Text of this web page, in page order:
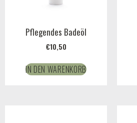
Pflegendes Badeöl
€10,50
IN DEN WARENKORB